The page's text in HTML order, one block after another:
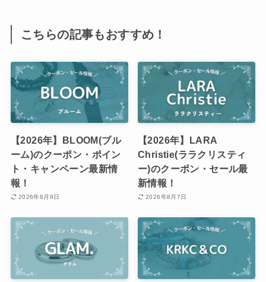
こちらの記事もおすすめ！
【2026年】BLOOM(ブル
ーム)のクーポン・ポイン
ト・キャンペーン最新情
報！
2026年8月8日
【2026年】LARA
Christie(ララクリスティ
ー)のクーポン・セール最
新情報！
2026年8月7日